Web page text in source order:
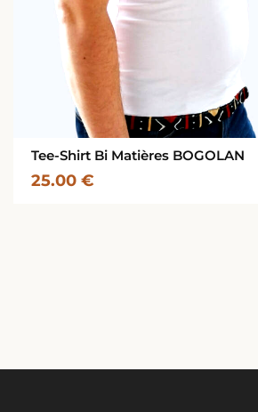
Tee-Shirt Bi Matières BOGOLAN
25.00 €